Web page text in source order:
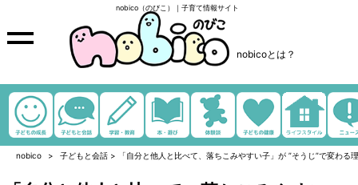
nobico（のびこ）｜子育て情報サイト
nobicoとは？
nobico 子どもと会話 > 「自分と他人と比べて、落ちこみやすい子」が ”そうじ”で変わる